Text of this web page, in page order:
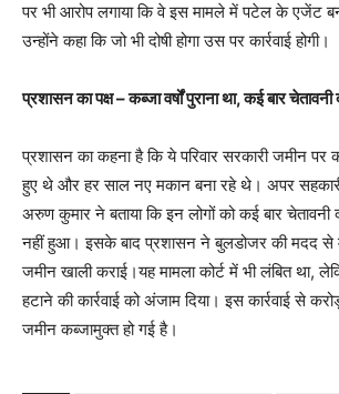
पर भी आरोप लगाया कि वे इस मामले में पटेल के एजेंट
उन्होंने कहा कि जो भी दोषी होगा उस पर कार्रवाई होगी।
प्रशासन का पक्ष – कब्जा वर्षों पुराना था, कई बार चेतावनी
प्रशासन का कहना है कि ये परिवार सरकारी जमीन पर
हुए थे और हर साल नए मकान बना रहे थे। अपर सहकारी
अरुण कुमार ने बताया कि इन लोगों को कई बार
नहीं हुआ। इसके बाद प्रशासन ने बुलडोजर की मदद से
जमीन खाली कराई।यह मामला कोर्ट में भी लंबित था,
हटाने की कार्रवाई को अंजाम दिया। इस कार्रवाई से
जमीन कब्जामुक्त हो गई है।